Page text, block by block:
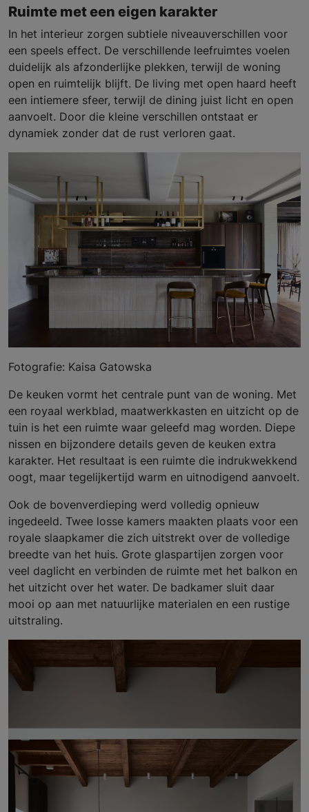
Ruimte met een eigen karakter
In het interieur zorgen subtiele niveauverschillen voor
een speels effect. De verschillende leefruimtes voelen
duidelijk als afzonderlijke plekken, terwijl de woning
open en ruimtelijk blijft. De living met open haard heeft
een intiemere sfeer, terwijl de dining juist licht en open
aanvoelt. Door die kleine verschillen ontstaat er
dynamiek zonder dat de rust verloren gaat.
Fotografie: Kaisa Gatowska
De keuken vormt het centrale punt van de woning. Met
een royaal werkblad, maatwerkkasten en uitzicht op de
tuin is het een ruimte waar geleefd mag worden. Diepe
nissen en bijzondere details geven de keuken extra
karakter. Het resultaat is een ruimte die indrukwekkend
oogt, maar tegelijkertijd warm en uitnodigend aanvoelt.
Ook de bovenverdieping werd volledig opnieuw
ingedeeld. Twee losse kamers maakten plaats voor een
royale slaapkamer die zich uitstrekt over de volledige
breedte van het huis. Grote glaspartijen zorgen voor
veel daglicht en verbinden de ruimte met het balkon en
het uitzicht over het water. De badkamer sluit daar
mooi op aan met natuurlijke materialen en een rustige
uitstraling.